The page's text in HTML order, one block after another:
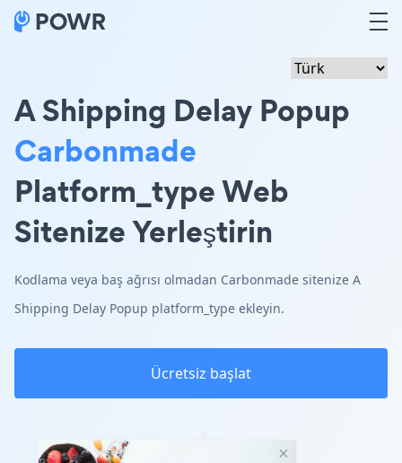
A Shipping Delay Popup
Carbonmade
Platform_type Web
Sitenize Yerleştirin
Kodlama veya baş ağrısı olmadan Carbonmade sitenize A
Shipping Delay Popup platform_type ekleyin.
Ücretsiz başlat